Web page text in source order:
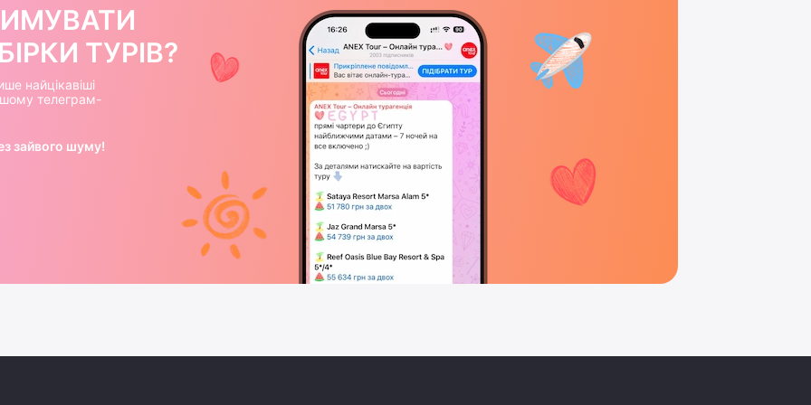
ТУРІВ?
найцікавіші
телеграм-
зайвого шуму!